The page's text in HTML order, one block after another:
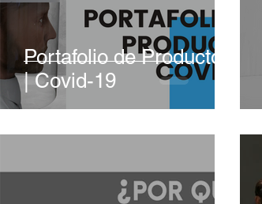
Portafolio de Productos
| Covid-19